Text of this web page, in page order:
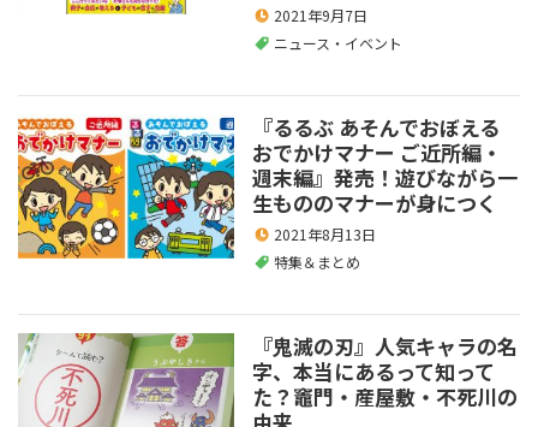
2021年9月7日
ニュース・イベント
『るるぶ あそんでおぼえる
おでかけマナー ご近所編・
週末編』発売！遊びながら一
生もののマナーが身につく
2021年8月13日
特集＆まとめ
『鬼滅の刃』人気キャラの名
字、本当にあるって知って
た？竈門・産屋敷・不死川の